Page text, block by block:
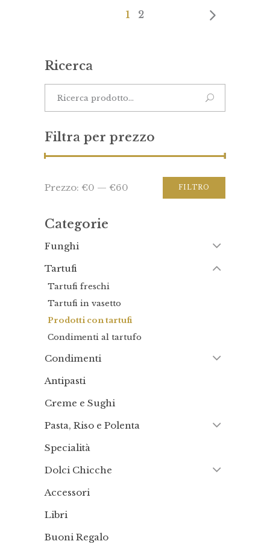
1 2
Ricerca
Filtra per prezzo
FILTRO
Prezzo: €0 — €60
Categorie
Funghi
Tartufi
Tartufi freschi
Tartufi in vasetto
Prodotti con tartufi
Condimenti al tartufo
Condimenti
Antipasti
Creme e Sughi
Pasta, Riso e Polenta
Specialità
Dolci Chicche
Accessori
Libri
Buoni Regalo